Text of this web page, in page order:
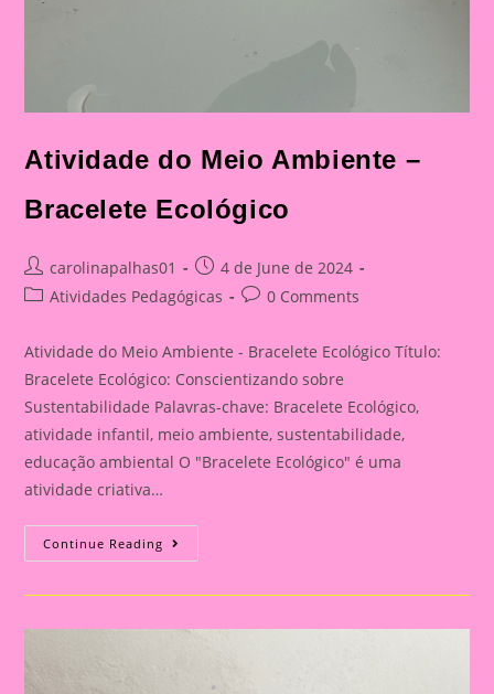
Atividade do Meio Ambiente –
Bracelete Ecológico
Post
author:
carolinapalhas01
Post
published:
4 de June de 2024
PostAtividades Pedagógicas
Post0 Comments
Atividade do Meio Ambiente - Bracelete Ecológico Título:
Bracelete Ecológico: Conscientizando sobre
Sustentabilidade Palavras-chave: Bracelete Ecológico,
atividade infantil, meio ambiente, sustentabilidade,
educação ambiental O "Bracelete Ecológico" é uma
atividade criativa…
Continue Reading Atividade
Do
Ambiente
Ecológico